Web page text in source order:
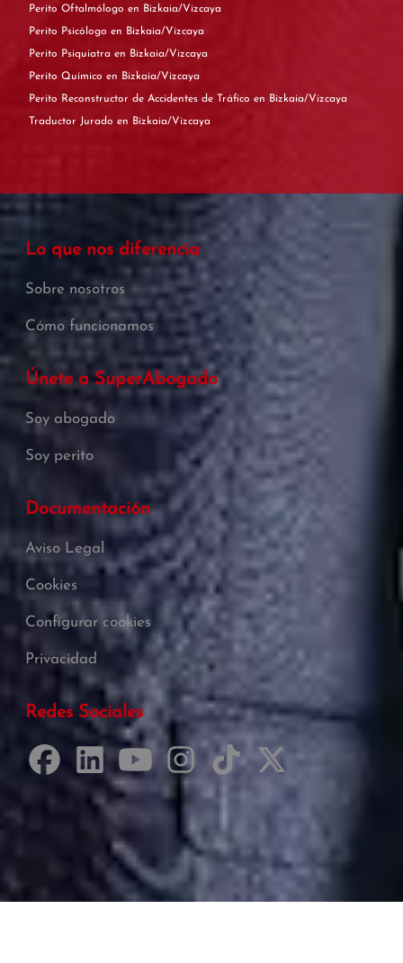
Perito Oftalmólogo en Bizkaia/Vizcaya
Perito Psicólogo en Bizkaia/Vizcaya
Perito Psiquiatra en Bizkaia/Vizcaya
Perito Químico en Bizkaia/Vizcaya
Perito Reconstructor de Accidentes de Tráfico en Bizkaia/Vizcaya
Traductor Jurado en Bizkaia/Vizcaya
Lo que nos diferencia
Sobre nosotros
Cómo funcionamos
Únete a SuperAbogado
Soy abogado
Soy perito
Documentación
Aviso Legal
Cookies
Configurar cookies
Privacidad
Redes Sociales
Desarrollado por Just Quality